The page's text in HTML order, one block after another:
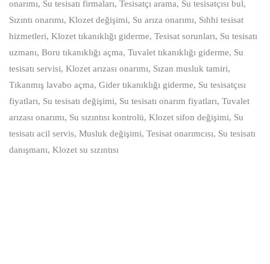
onarımı, Su tesisatı firmaları, Tesisatçı arama, Su tesisatçısı bul,
Sızıntı onarımı, Klozet değişimi, Su arıza onarımı, Sıhhi tesisat
hizmetleri, Klozet tıkanıklığı giderme, Tesisat sorunları, Su tesisatı
uzmanı, Boru tıkanıklığı açma, Tuvalet tıkanıklığı giderme, Su
tesisatı servisi, Klozet arızası onarımı, Sızan musluk tamiri,
Tıkanmış lavabo açma, Gider tıkanıklığı giderme, Su tesisatçısı
fiyatları, Su tesisatı değişimi, Su tesisatı onarım fiyatları, Tuvalet
arızası onarımı, Su sızıntısı kontrolü, Klozet sifon değişimi, Su
tesisatı acil servis, Musluk değişimi, Tesisat onarımcısı, Su tesisatı
danışmanı, Klozet su sızıntısı